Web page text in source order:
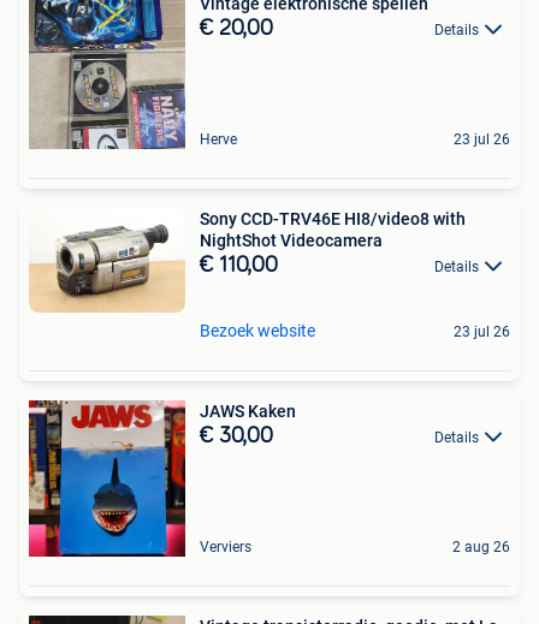
€ 20,00 Details
Herve 23 jul 26
Sony CCD-TRV46E HI8/video8 with
NightShot Videocamera
€ 110,00 Details
Bezoek website 23 jul 26
JAWS Kaken
€ 30,00 Details
Verviers 2 aug 26